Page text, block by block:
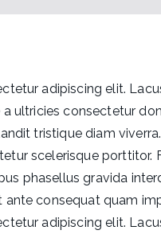
adipiscing elit.
a ultricies consectetur
tristique diam
scelerisque porttitor.
phasellus gravida
ante consequat quam
adipiscing elit.